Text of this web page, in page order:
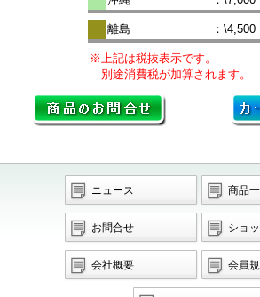
離島 ：\4,500
※上記は税抜表示です。
別途消費税が加算されます。
ニュース 商品
お問合せ ショ
会社概要 会員